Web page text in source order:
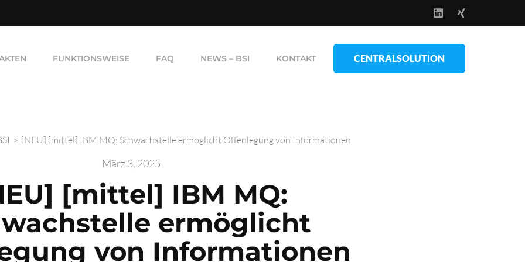
FUNKTIONSWEISE FAQ NEWS – BSI KONTAKT CENTRALSOLUTION
> [NEU] [mittel] IBM MQ: Schwachstelle ermöglicht Offenlegung von Informationen
März 3, 2025
[mittel] IBM MQ:
ermöglicht
von Informationen